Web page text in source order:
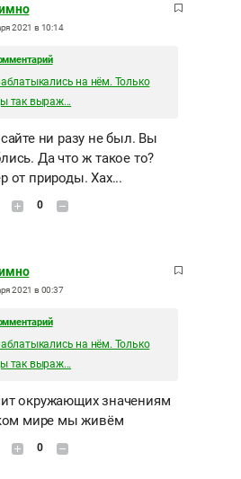
2021 в 10:14
на нём. Только
так выраж...
ни разу не был. Вы
Да что ж такое то?
от природы. Хах...
0
2021 в 00:37
на нём. Только
так выраж...
окружающих значениям
мире мы живём
0